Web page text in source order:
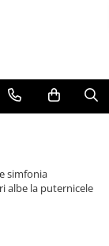
simfonia
albe la puternicele